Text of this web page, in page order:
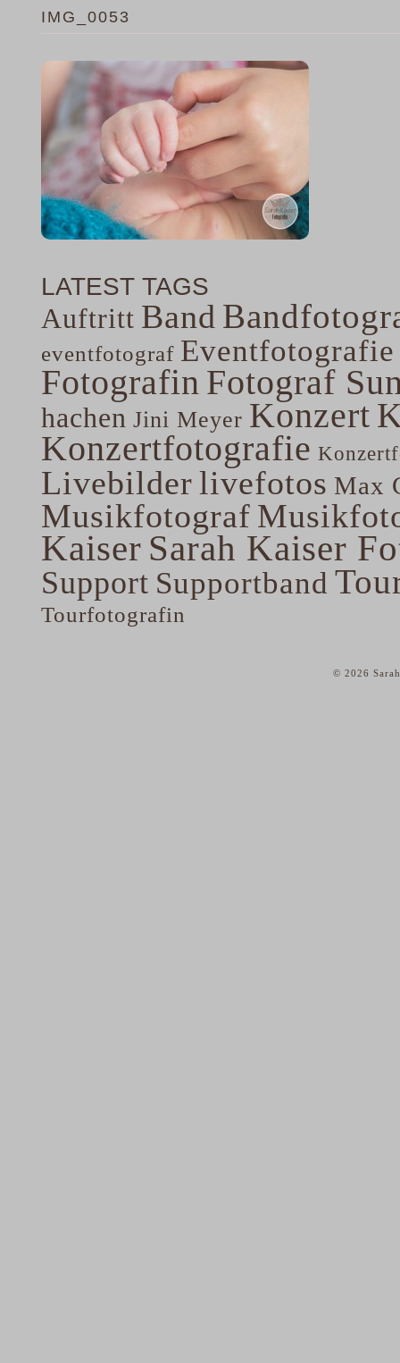
IMG_0053
LATEST TAGS
Auftritt Band
eventfotograf Eventfotografie
Fotografin Fotograf
hachen Jini Meyer Konzert
Konzertfotografie
Livebilderlivefotos Max
Musikfotograf
Kaiser Sarah Kaiser
Support Supportband
Tourfotografin
© 2026